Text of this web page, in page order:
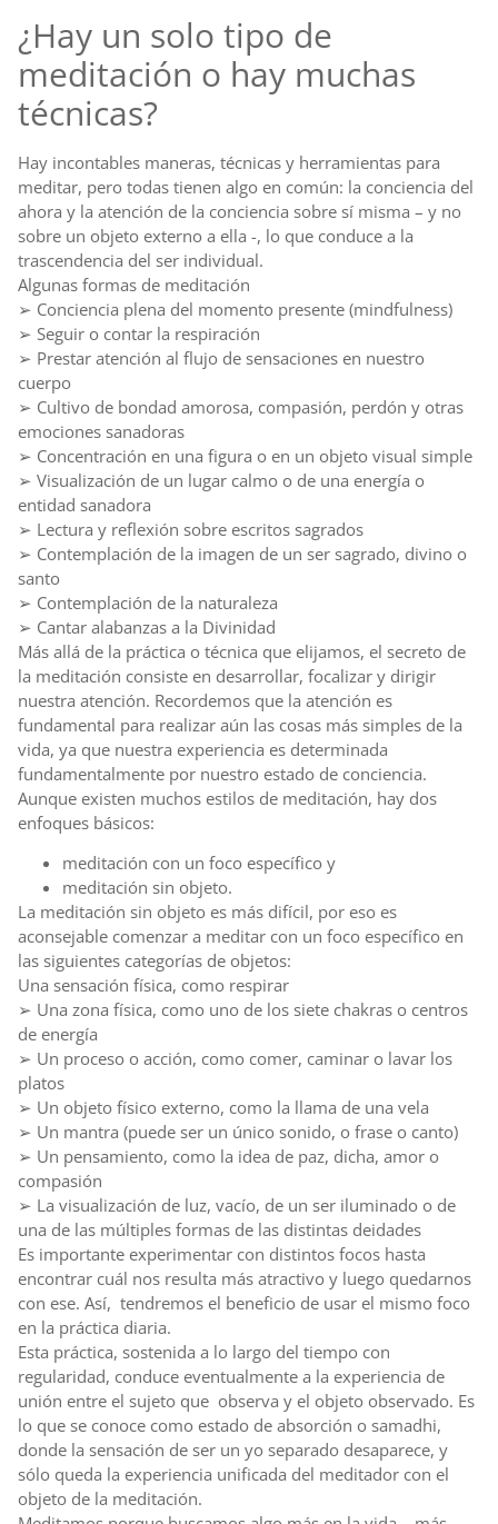
¿Hay un solo tipo de
meditación o hay muchas
técnicas?
Hay incontables maneras, técnicas y herramientas para
meditar, pero todas tienen algo en común: la conciencia del
ahora y la atención de la conciencia sobre sí misma – y no
sobre un objeto externo a ella -, lo que conduce a la
trascendencia del ser individual.
Algunas formas de meditación
➢ Conciencia plena del momento presente (mindfulness)
➢ Seguir o contar la respiración
➢ Prestar atención al flujo de sensaciones en nuestro
cuerpo
➢ Cultivo de bondad amorosa, compasión, perdón y otras
emociones sanadoras
➢ Concentración en una figura o en un objeto visual simple
➢ Visualización de un lugar calmo o de una energía o
entidad sanadora
➢ Lectura y reflexión sobre escritos sagrados
➢ Contemplación de la imagen de un ser sagrado, divino o
santo
➢ Contemplación de la naturaleza
➢ Cantar alabanzas a la Divinidad
Más allá de la práctica o técnica que elijamos, el secreto de
la meditación consiste en desarrollar, focalizar y dirigir
nuestra atención. Recordemos que la atención es
fundamental para realizar aún las cosas más simples de la
vida, ya que nuestra experiencia es determinada
fundamentalmente por nuestro estado de conciencia.
Aunque existen muchos estilos de meditación, hay dos
enfoques básicos:
meditación con un foco específico y
meditación sin objeto.
La meditación sin objeto es más difícil, por eso es
aconsejable comenzar a meditar con un foco específico en
las siguientes categorías de objetos:
Una sensación física, como respirar
➢ Una zona física, como uno de los siete chakras o centros
de energía
➢ Un proceso o acción, como comer, caminar o lavar los
platos
➢ Un objeto físico externo, como la llama de una vela
➢ Un mantra (puede ser un único sonido, o frase o canto)
➢ Un pensamiento, como la idea de paz, dicha, amor o
compasión
➢ La visualización de luz, vacío, de un ser iluminado o de
una de las múltiples formas de las distintas deidades
Es importante experimentar con distintos focos hasta
encontrar cuál nos resulta más atractivo y luego quedarnos
con ese. Así, tendremos el beneficio de usar el mismo foco
en la práctica diaria.
Esta práctica, sostenida a lo largo del tiempo con
regularidad, conduce eventualmente a la experiencia de
unión entre el sujeto que observa y el objeto observado. Es
lo que se conoce como estado de absorción o samadhi,
donde la sensación de ser un yo separado desaparece, y
sólo queda la experiencia unificada del meditador con el
objeto de la meditación.